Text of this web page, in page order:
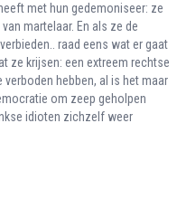
met hun gedemoniseer: ze
martelaar. En als ze de
raad eens wat er gaat
ze krijsen: een extreem rechtse
hebben, al is het maar
om zeep geholpen
idioten zichzelf weer